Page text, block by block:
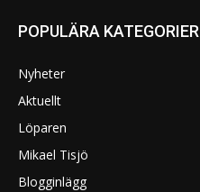
POPULÄRA KATEGORIER
Nyheter
Aktuellt
Löparen
Mikael Tisjö
Blogginlägg